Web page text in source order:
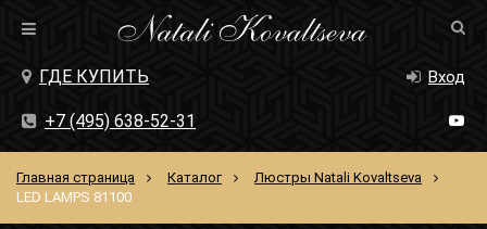
+7 (495) 638-52-31
ГДЕ КУПИТЬ Вход
Главная страница Каталог
Люстры Natali Kovaltseva
LED LAMPS 81100